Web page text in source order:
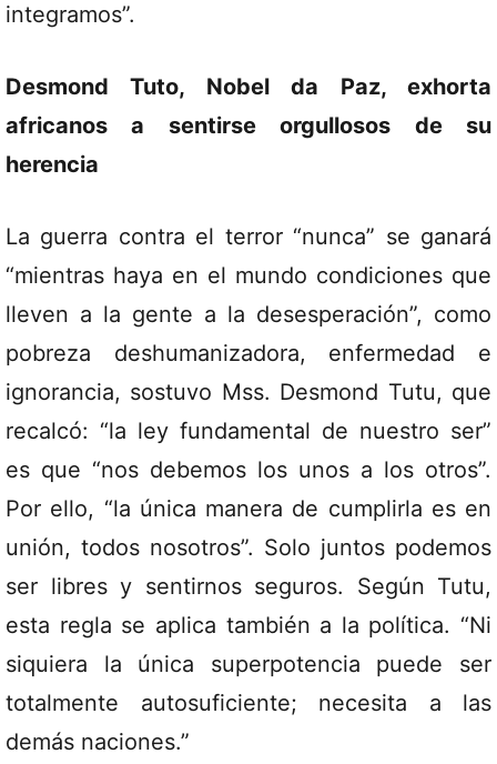
integramos”.
Desmond Tuto, Nobel da Paz, exhorta
africanos a sentirse orgullosos de su
herencia
La guerra contra el terror “nunca” se ganará
“mientras haya en el mundo condiciones que
lleven a la gente a la desesperación”, como
pobreza deshumanizadora, enfermedad e
ignorancia, sostuvo Mss. Desmond Tutu, que
recalcó: “la ley fundamental de nuestro ser”
es que “nos debemos los unos a los otros”.
Por ello, “la única manera de cumplirla es en
unión, todos nosotros”. Solo juntos podemos
ser libres y sentirnos seguros. Según Tutu,
esta regla se aplica también a la política. “Ni
siquiera la única superpotencia puede ser
totalmente autosuficiente; necesita a las
demás naciones.”